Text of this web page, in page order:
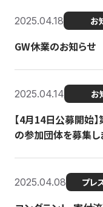
2025.04.18 お
GW休業のお知らせ
2025.04.14 お
【4月14日公募開始
の参加団体を募集し
2025.04.08 プレ